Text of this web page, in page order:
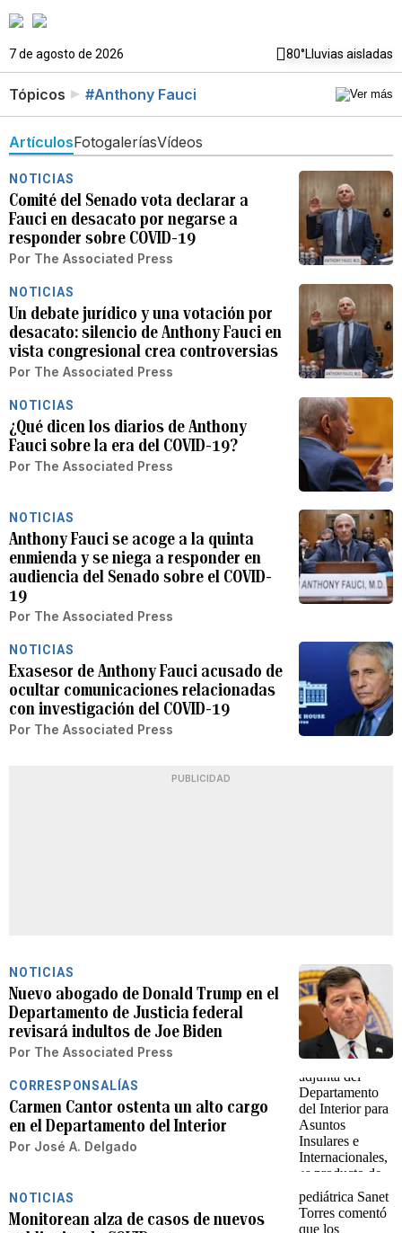
7 de agosto de 2026 80°Lluvias aisladas
Tópicos #Anthony Fauci
ArtículosFotogaleríasVídeos
NOTICIAS
Comité del Senado vota declarar a
Fauci en desacato por negarse a
responder sobre COVID-19
Por The Associated Press
NOTICIAS
Un debate jurídico y una votación por
desacato: silencio de Anthony Fauci en
vista congresional crea controversias
Por The Associated Press
NOTICIAS
¿Qué dicen los diarios de Anthony
Fauci sobre la era del COVID-19?
Por The Associated Press
NOTICIAS
Anthony Fauci se acoge a la quinta
enmienda y se niega a responder en
audiencia del Senado sobre el COVID-
19
Por The Associated Press
NOTICIAS
Exasesor de Anthony Fauci acusado de
ocultar comunicaciones relacionadas
con investigación del COVID-19
Por The Associated Press
PUBLICIDAD
NOTICIAS
Nuevo abogado de Donald Trump en el
Departamento de Justicia federal
revisará indultos de Joe Biden
Por The Associated Press
CORRESPONSALÍAS
Carmen Cantor ostenta un alto cargo
en el Departamento del Interior
Por José A. Delgado
NOTICIAS
Monitorean alza de casos de nuevos